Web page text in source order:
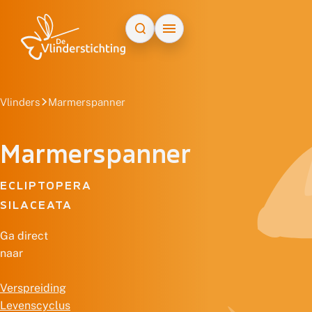
Vlinders Marmerspanner
Marmerspanner
ECLIPTOPERA
SILACEATA
Ga direct
naar
Verspreiding
Levenscyclus